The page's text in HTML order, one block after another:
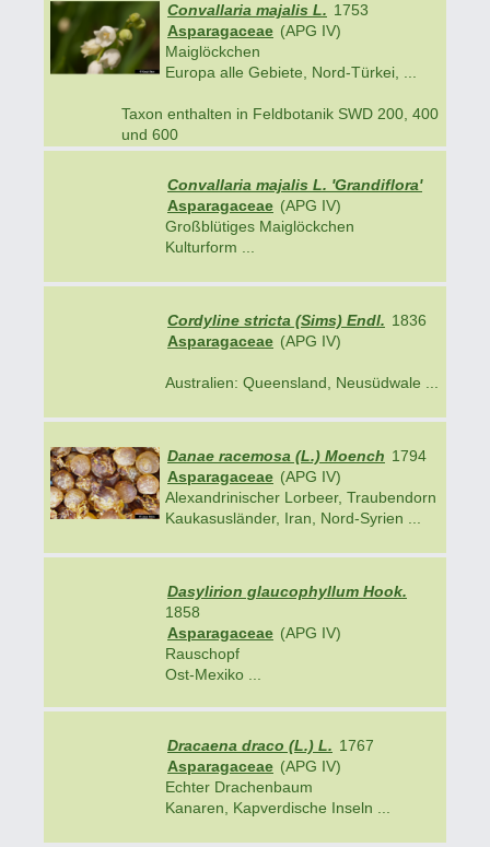
Convallaria majalis L. 1753
Asparagaceae (APG IV)
Maiglöckchen
Europa alle Gebiete, Nord-Türkei, ...
Taxon enthalten in Feldbotanik SWD 200, 400
und 600
Convallaria majalis L. 'Grandiflora'
Asparagaceae (APG IV)
Großblütiges Maiglöckchen
Kulturform ...
Cordyline stricta (Sims) Endl. 1836
Asparagaceae (APG IV)
Australien: Queensland, Neusüdwale ...
Danae racemosa (L.) Moench 1794
Asparagaceae (APG IV)
Alexandrinischer Lorbeer, Traubendorn
Kaukasusländer, Iran, Nord-Syrien ...
Dasylirion glaucophyllum Hook.
1858
Asparagaceae (APG IV)
Rauschopf
Ost-Mexiko ...
Dracaena draco (L.) L. 1767
Asparagaceae (APG IV)
Echter Drachenbaum
Kanaren, Kapverdische Inseln ...